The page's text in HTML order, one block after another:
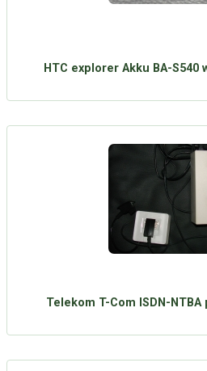
HTC explorer Akku BA-S540
Telekom T-Com ISDN-